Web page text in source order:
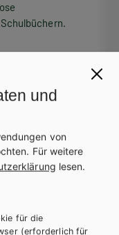
und
von
Für weitere
lesen.
für die
(erforderlich für